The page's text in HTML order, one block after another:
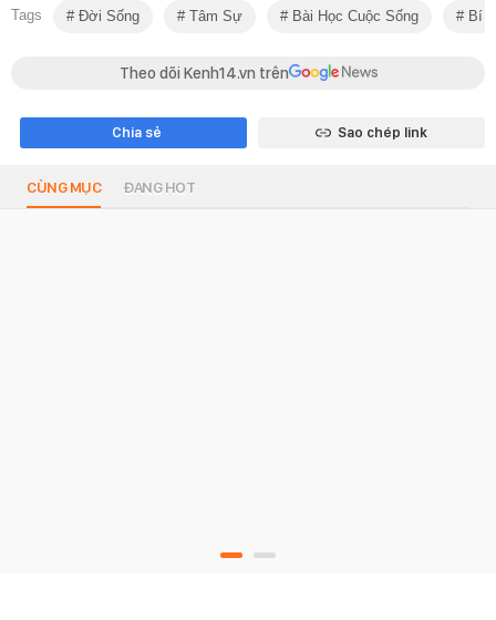
Tags Đời Sống Tâm Sự Bài Học Cuộc Sống Bí
Theo dõi Kenh14.vn trên
Chia sẻ Sao chép link
CÙNG MỤC ĐANG HOT